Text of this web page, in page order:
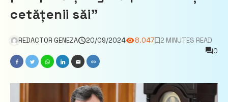
cetățenii săi”
REDACTOR GENEZA 20/09/2024 8.047
2 MINUTES READ
0